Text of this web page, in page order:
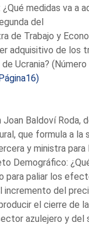
medidas va a
del
de Trabajo y
adquisitivo de los
Ucrania?
Baldoví Roda,
que formula a la
y ministra para
Demográfico:
para paliar los
incremento del
el cierre de
azulejero y